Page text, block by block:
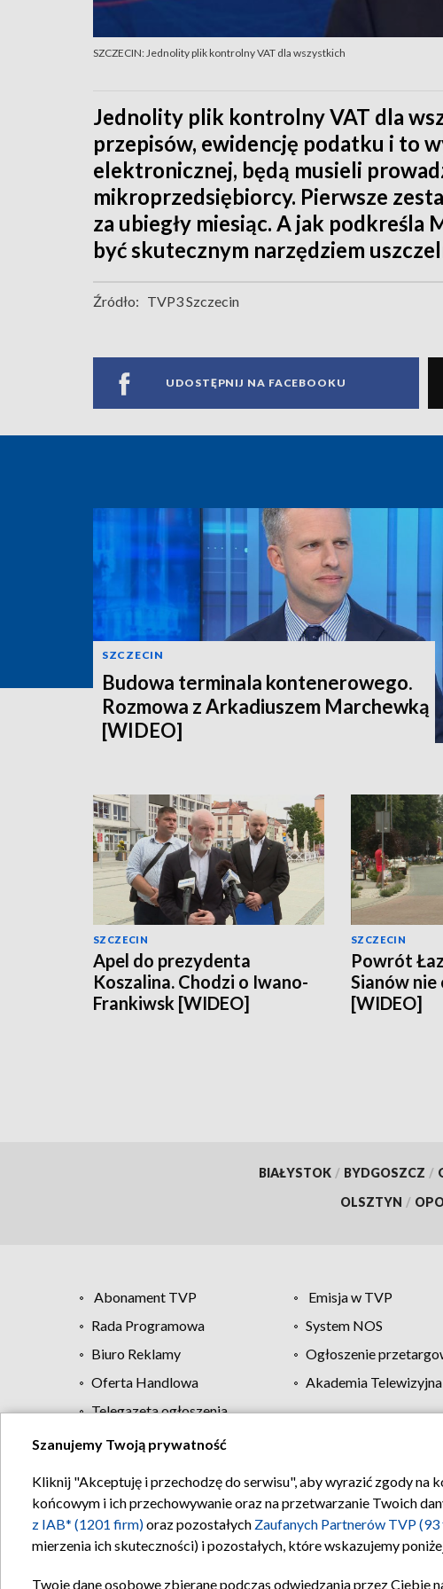
SZCZECIN: Jednolity plik kontrolny VAT dla wszystkich
Jednolity plik kontrolny VAT dla
przepisów, ewidencję podatku i to
elektronicznej, będą musieli
mikroprzedsiębiorcy. Pierwsze
za ubiegły miesiąc. A jak podkreśla
być skutecznym narzędziem
Źródło: TVP3 Szczecin
UDOSTĘPNIJ NA FACEBOOKU
SZCZECIN
Budowa terminala kontenerowego.
Rozmowa z Arkadiuszem Marchewką
[WIDEO]
SZCZECIN
Apel do prezydenta
Koszalina. Chodzi o Iwano-
Frankiwsk [WIDEO]
SZCZECIN
Powrót
Sianów nie
[WIDEO]
BIAŁYSTOK / BYDGOSZCZ /
OLSZTYN /
Abonament TVP Emisja w TVP
Rada Programowa
System NOS
Biuro Reklamy
Ogłoszenie
Oferta Handlowa
Akademia Telewizyjna
Telegazeta ogłoszenia
Regulamin TVP
Szanujemy Twoją prywatność
Kliknij "Akceptuję i przechodzę do serwisu", aby wyrazić zgody na
końcowym i ich przechowywanie oraz na przetwarzanie Twoich
z IAB* (1201 firm)oraz pozostałych Zaufanych Partnerów TVP
mierzenia ich skuteczności) i pozostałych, które wskazujemy
Twoje dane osobowe zbierane podczas odwiedzania przez Ciebie